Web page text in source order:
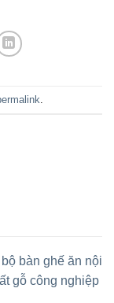
bàn ghế ăn nội
gỗ công nghiệp